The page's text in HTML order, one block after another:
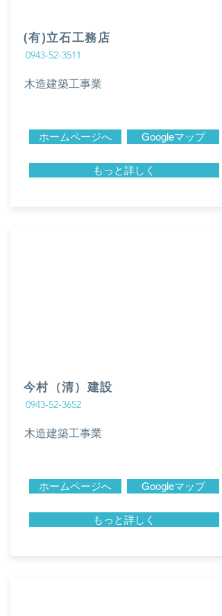
(有)立石工務店
0943-52-3511
木造建築工事業
ホームページへ Googleマップ
もっと詳しく
今村（清）建設
0943-52-3652
木造建築工事業
ホームページへ Googleマップ
もっと詳しく